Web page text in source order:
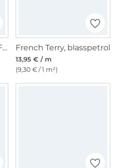
French Terry Mystical Forest, schwarz French Terry, blasspetrol
13,95 € / m
(9,30 € / 1 m²)